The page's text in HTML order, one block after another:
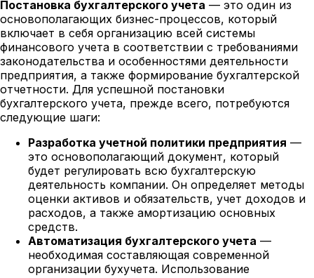
Постановка бухгалтерского учета — это один из
основополагающих бизнес-процессов, который
включает в себя организацию всей системы
финансового учета в соответствии с требованиями
законодательства и особенностями деятельности
предприятия, а также формирование бухгалтерской
отчетности. Для успешной постановки
бухгалтерского учета, прежде всего, потребуются
следующие шаги:
Разработка учетной политики предприятия —
это основополагающий документ, который
будет регулировать всю бухгалтерскую
деятельность компании. Он определяет методы
оценки активов и обязательств, учет доходов и
расходов, а также амортизацию основных
средств.
Автоматизация бухгалтерского учета —
необходимая составляющая современной
организации бухучета. Использование